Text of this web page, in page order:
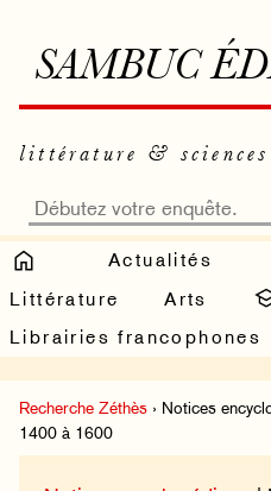
SAMBUC
littérature & sciences
Actualités
Littérature
Arts
Librairies francophones
Recherche Zéthès › Notices
1400 à 1600